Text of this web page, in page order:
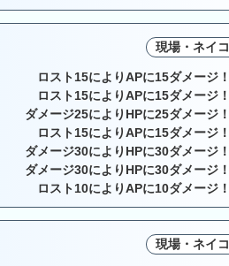
現場・ネイコ
ロスト15によりAPに15ダメージ！
ロスト15によりAPに15ダメージ！
ダメージ25によりHPに25ダメージ！
ロスト15によりAPに15ダメージ！
ダメージ30によりHPに30ダメージ！
ダメージ30によりHPに30ダメージ！
ロスト10によりAPに10ダメージ！
現場・ネイコ